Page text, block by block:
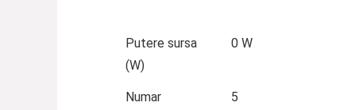
Putere sursa
(W)
0 W
Numar
5